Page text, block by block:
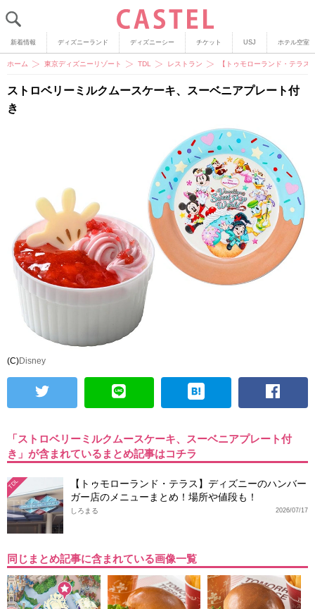
新着情報 ディズニーランド ディズニーシー チケット USJ ホテル空室
ホーム 東京ディズニーリゾート TDL レストラン 【トゥモローランド・テラ
ストロベリーミルクムースケーキ、スーベニアプレート付
き
(C)Disney
「ストロベリーミルクムースケーキ、スーベニアプレート付
き」が含まれているまとめ記事はコチラ
TDL
【トゥモローランド・テラス】ディズニーのハンバー
ガー店のメニューまとめ！場所や値段も！
2026/07/17
しろまる
同じまとめ記事に含まれている画像一覧